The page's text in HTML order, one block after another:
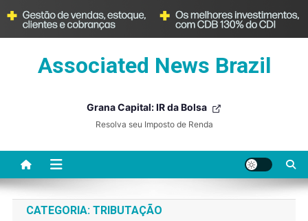
Associated News Brazil
Grana Capital: IR da Bolsa
Resolva seu Imposto de Renda
CATEGORIA: TRIBUTAÇÃO